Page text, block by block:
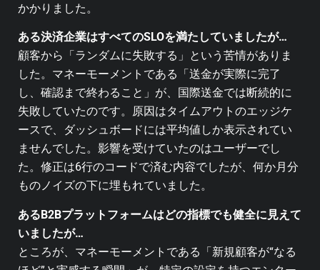
かかりました。
ある決済企業はすべてのSLOを満たしていましたが…
顧客から「ランダムに失敗する」という苦情がありま
した。マネーモーメントである「送金が実際に完了
し、確認まで終わること」が、国際送金では断続的に
失敗していたのです。原因はタイムアウトのエッジケ
ースで、ダッシュボードには平均値しか表示されてい
ませんでした。影響を受けていたのはユーザーでし
た。修正は6行のコードで済む内容でしたが、何か月分
ものノイズの下に埋もれていました。
あるB2Bプラットフォームはどの指標でも健全に見えて
いましたが…
ところが、マネーモーメントである「新規顧客が“なる